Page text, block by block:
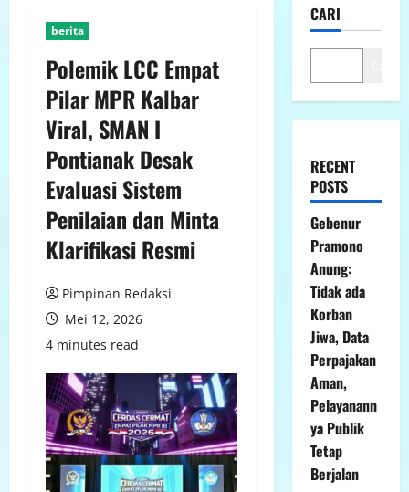
berita
Polemik LCC Empat
Pilar MPR Kalbar
Viral, SMAN I
Pontianak Desak
Evaluasi Sistem
Penilaian dan Minta
Klarifikasi Resmi
Pimpinan Redaksi
Mei 12, 2026
4 minutes read
CARI
RECENT
POSTS
Gebenur
Pramono
Anung:
Tidak ada
Korban
Jiwa, Data
Perpajakan
Aman,
Pelayanann
ya Publik
Tetap
Berjalan